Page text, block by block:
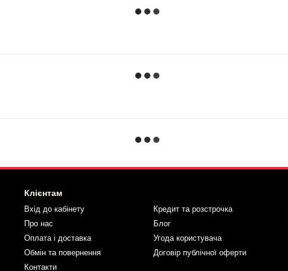
Клієнтам
Вхід до кабінету
Про нас
Оплата і доставка
Обмін та повернення
Контакти
Кредит та розстрочка
Блог
Угода користувача
Договір публічної оферти